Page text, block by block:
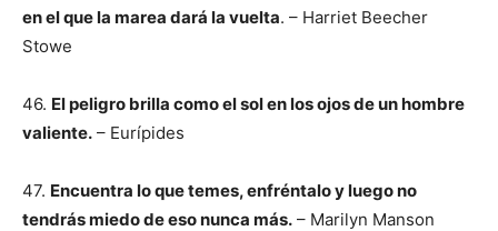
en el que la marea dará la vuelta. – Harriet Beecher
Stowe
46. El peligro brilla como el sol en los ojos de un hombre
valiente. – Eurípides
47. Encuentra lo que temes, enfréntalo y luego no
tendrás miedo de eso nunca más. – Marilyn Manson